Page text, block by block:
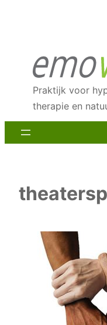
Praktijk voor
therapie en